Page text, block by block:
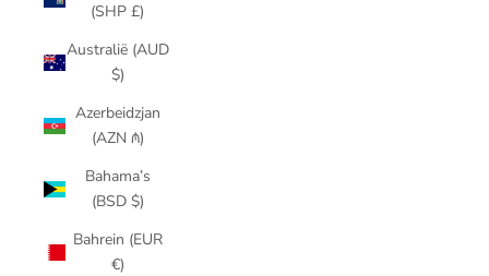
(SHP £)
Australië (AUD
$)
Azerbeidzjan
(AZN ₼)
Bahama’s
(BSD $)
Bahrein (EUR
€)